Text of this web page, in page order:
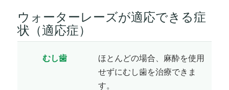
ウォーターレーズが適応できる症
状（適応症）
むし歯
ほとんどの場合、麻酔を使用
せずにむし歯を治療できま
す。